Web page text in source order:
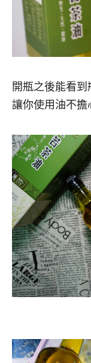
開瓶之後能看
讓你使用油不擔